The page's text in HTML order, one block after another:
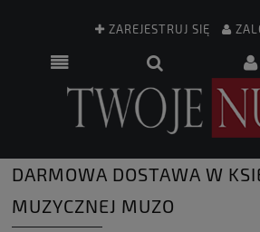
ZAREJESTRUJ SIĘ
DARMOWA DOSTAWA W
MUZYCZNEJ MUZO